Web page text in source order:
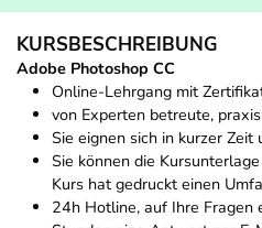
KURSBESCHREIBUNG
Adobe Photoshop CC
Online-Lehrgang mit
von Experten betreute,
Sie eignen sich in kurzer
Sie können die
Kurs hat gedruckt einen
24h Hotline, auf Ihre Fragen